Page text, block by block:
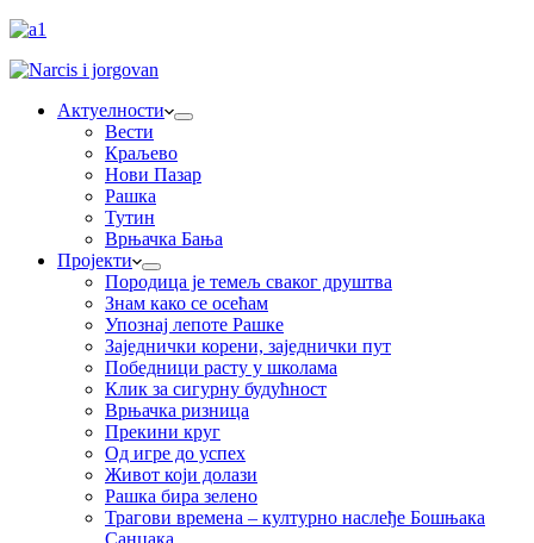
Актуелности
Вести
Краљево
Нови Пазар
Рашка
Тутин
Врњачка Бања
Пројекти
Породица је темељ сваког друштва
Знам како се осећам
Упознај лепоте Рашке
Заједнички корени, заједнички пут
Победници расту у школама
Клик за сигурну будућност
Врњачка ризница
Прекини круг
Од игре до успех
Живот који долази
Рашка бира зелено
Трагови времена – културно наслеђе Бошњака
Санџака